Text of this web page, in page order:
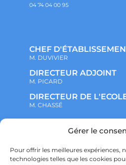
Gérer le
Pour offrir les meilleures expériences,
technologies telles que les cookies
04 74 04 00 95
CHEF
M. DUVIVIER
DIRECTEUR ADJOINT
M. PICARD
DIRECTEUR DE
M. CHASSÉ
NOTRE ENSEMBLE
ADMINISTRATIF
VIE ASSOCIATIVE
PARTENARIATS